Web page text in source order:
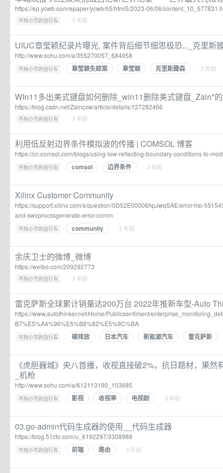
https://ep.ycwb.com/epaper/ycwb/h5/html5/2023-06/06/
不拘小节的自行车 · · 3 年前
UIUC章莹颖纪录片曝光, 案件背后细节细思极恐..._克里斯
http://www.sohu.com/a/355270057_684958
不拘小节的自行车 · 章莹颖失踪案 章莹颖 克里斯滕森 · 3 年前
WIn11多出美式键盘如何删除_win11删除美式键盘_Zain*
https://blog.csdn.net/Zaincxw/article/details/127282466
不拘小节的自行车 · · 3 年前
利用低反射边界条件模拟波的传播 | COMSOL 博客
https://cn.comsol.com/blogs/using-low-reflecting-boundary-conditions-to-
不拘小节的自行车 · comsol 边界条件 · 3 年前
Xilinx Customer Community
https://support.xilinx.com/s/question/0D52E00006hpJwqSAE/error-hsi-
and-swvprocssgenerate-error-comm
不拘小节的自行车 · community · 3 年前
余庆卫士的微博_微博
https://weibo.com/209292773
不拘小节的自行车 · · 3 年前
雷克萨斯全球累计销量达200万台 2022年推新车型-Auto
https://www.autothinker.net/Home/Publicsentiment/
B7%E5%A4%96%E5%B8%82%E5%9C%BA
不拘小节的自行车 · 碳排放 日本汽车 新能源汽车 雷克萨斯
《虎胆巍城》央八首播，收视直接破2%，抗日题材，果然
_机枪
http://www.sohu.com/a/612113190_103685
不拘小节的自行车 · 影视 收视率 电视剧 · 3 年前
03.go-admin代码生成器的使用__代码生成器
https://blog.51cto.com/u_6192297/3308988
不拘小节的自行车 · 前端 路由 · 3 年前